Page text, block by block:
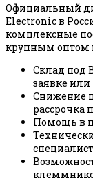
Официальный
Electronic в
комплексные
крупным оптом
Склад под
заявке или
Снижение
рассрочка
Помощь в